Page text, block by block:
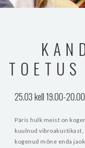
25.03 kell 19.00-20.00
Päris hulk meist on
kuulnud
kogenud mõne enda